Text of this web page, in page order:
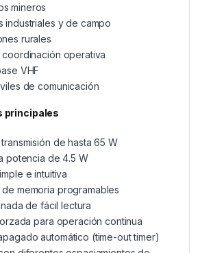
mineros
industriales y de campo
rurales
operativa
VHF
de comunicación
principales
de hasta 65 W
potencia de 4.5 W
e intuitiva
memoria programables
de fácil lectura
para operación continua
automático (time-out timer)